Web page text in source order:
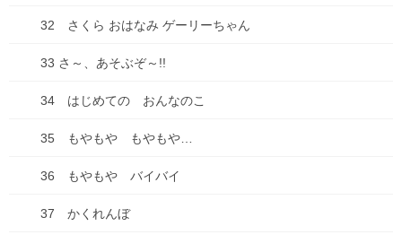
13 かきがいっぱいなってるよ
14 ピクニックにいったよ
15 おべんとうをたべよう
16 はじめてのおてがみ
17 はっぱじゅうたんみつけた！
18 コスモスだいすき❁
32 さくら おはなみ ゲーリーちゃん
33 さ～、あそぶぞ～!!
34 はじめての おんなのこ
35 もやもや もやもや…
36 もやもや バイバイ
37 かくれんぼ